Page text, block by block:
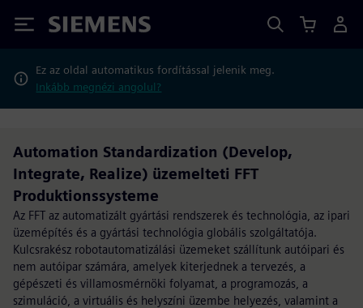
Siemens
Ez az oldal automatikus fordítással jelenik meg.
Inkább megnézi angolul?
Automation Standardization (Develop,
Integrate, Realize) üzemelteti FFT
Produktionssysteme
Az FFT az automatizált gyártási rendszerek és technológia, az ipari
üzemépítés és a gyártási technológia globális szolgáltatója.
Kulcsrakész robotautomatizálási üzemeket szállítunk autóipari és
nem autóipar számára, amelyek kiterjednek a tervezés, a
gépészeti és villamosmérnöki folyamat, a programozás, a
szimuláció, a virtuális és helyszíni üzembe helyezés, valamint a